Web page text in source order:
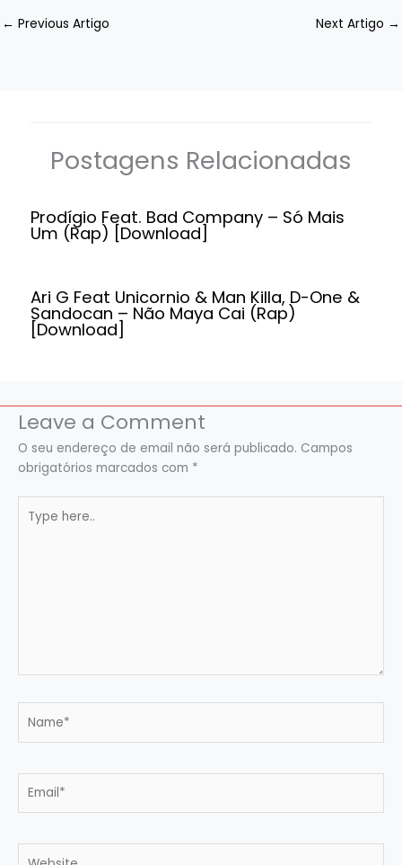
← Previous Artigo Next Artigo →
Postagens Relacionadas
Prodígio Feat. Bad Company – Só Mais
Um (Rap) [Download]
Ari G Feat Unicornio & Man Killa, D-One &
Sandocan – Não Maya Cai (Rap)
[Download]
Leave a Comment
O seu endereço de email não será publicado. Campos
obrigatórios marcados com *
here..